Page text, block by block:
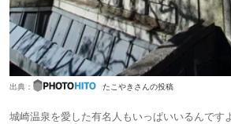
出典： たこやきさんの投稿
城崎温泉を愛した有名人もいっぱいいるんです